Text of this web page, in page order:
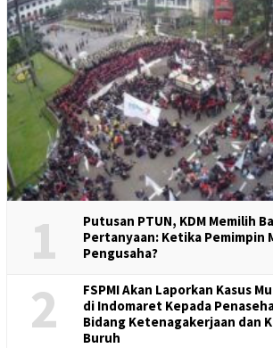
1
Putusan PTUN, KDM Memilih
Pertanyaan: Ketika Pemimpin
Pengusaha?
2
FSPMI Akan Laporkan Kasus
di Indomaret Kepada
Bidang Ketenagakerjaan dan
Buruh